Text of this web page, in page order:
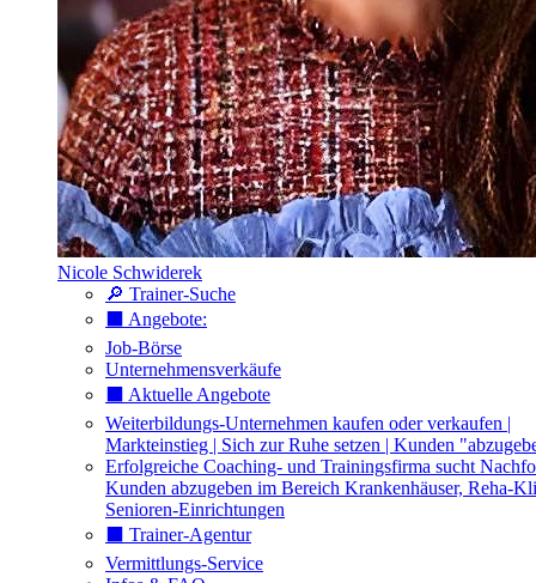
Nicole Schwiderek
🔎 Trainer-Suche
⬛️ Angebote:
Job-Börse
Unternehmensverkäufe
⬛️ Aktuelle Angebote
Weiterbildungs-Unternehmen kaufen oder verkaufen |
Markteinstieg | Sich zur Ruhe setzen | Kunden
Erfolgreiche Coaching- und Trainingsfirma sucht
Kunden abzugeben im Bereich Krankenhäuser, Reha-
Senioren-Einrichtungen
⬛️ Trainer-Agentur
Vermittlungs-Service